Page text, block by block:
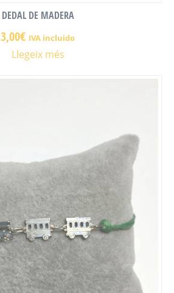
DEDAL DE MADERA
3,00€ IVA incluido
Llegeix més